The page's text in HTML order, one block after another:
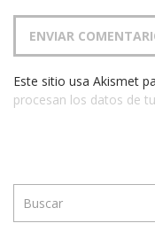
Este sitio usa Akismet
procesan los datos de